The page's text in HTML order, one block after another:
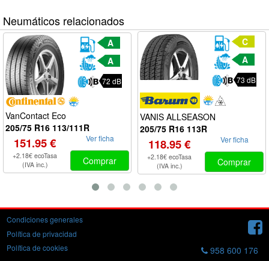
Neumáticos relacionados
A
A
72 dB
VanContact Eco
205/75 R16 113/111R
151.95 €
+2.18€ ecoTasa
(IVA inc.)
Ver ficha
Comprar
C
A
73 dB
VANIS ALLSEASON
205/75 R16 113R
118.95 €
+2.18€ ecoTasa
(IVA inc.)
Ver ficha
Comprar
Condiciones generales
Política de privacidad
Política de cookies
958 600 176